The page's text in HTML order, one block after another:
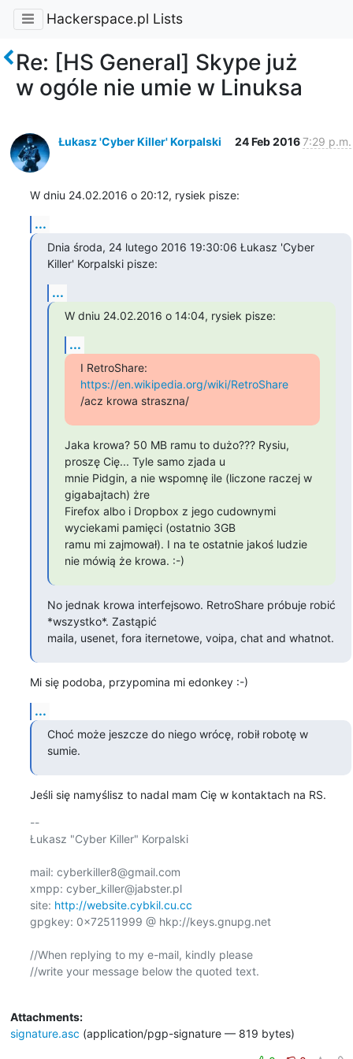
Hackerspace.pl Lists
Re: [HS General] Skype już
w ogóle nie umie w Linuksa
Łukasz 'Cyber Killer' Korpalski 24 Feb 20167:29 p.m.
W dniu 24.02.2016 o 20:12, rysiek pisze:
...
Dnia środa, 24 lutego 2016 19:30:06 Łukasz 'Cyber
Killer' Korpalski pisze:
...
W dniu 24.02.2016 o 14:04, rysiek pisze:
...
https://en.wikipedia.org/wiki/RetroShare
/acz krowa straszna/
Jaka krowa? 50 MB ramu to dużo??? Rysiu,
proszę Cię... Tyle samo zjada u
mnie Pidgin, a nie wspomnę ile (liczone raczej w
gigabajtach) żre
Firefox albo i Dropbox z jego cudownymi
wyciekami pamięci (ostatnio 3GB
ramu mi zajmował). I na te ostatnie jakoś ludzie
nie mówią że krowa. :-)
No jednak krowa interfejsowo. RetroShare próbuje robić
*wszystko*. Zastąpić
maila, usenet, fora iternetowe, voipa, chat and whatnot.
Mi się podoba, przypomina mi edonkey :-)
...
Choć może jeszcze do niego wrócę, robił robotę w
sumie.
Jeśli się namyślisz to nadal mam Cię w kontaktach na RS.
--
Łukasz "Cyber Killer" Korpalski
mail: cyberkiller8@gmail.com
xmpp: cyber_killer@jabster.pl
site: http://website.cybkil.cu.cc
gpgkey: 0x72511999 @ hkp://keys.gnupg.net
//When replying to my e-mail, kindly please
//write your message below the quoted text.
Attachments:
signature.asc (application/pgp-signature — 819 bytes)